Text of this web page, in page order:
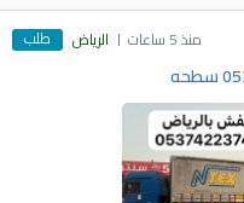
منذ 5 ساعات الرياض طلب